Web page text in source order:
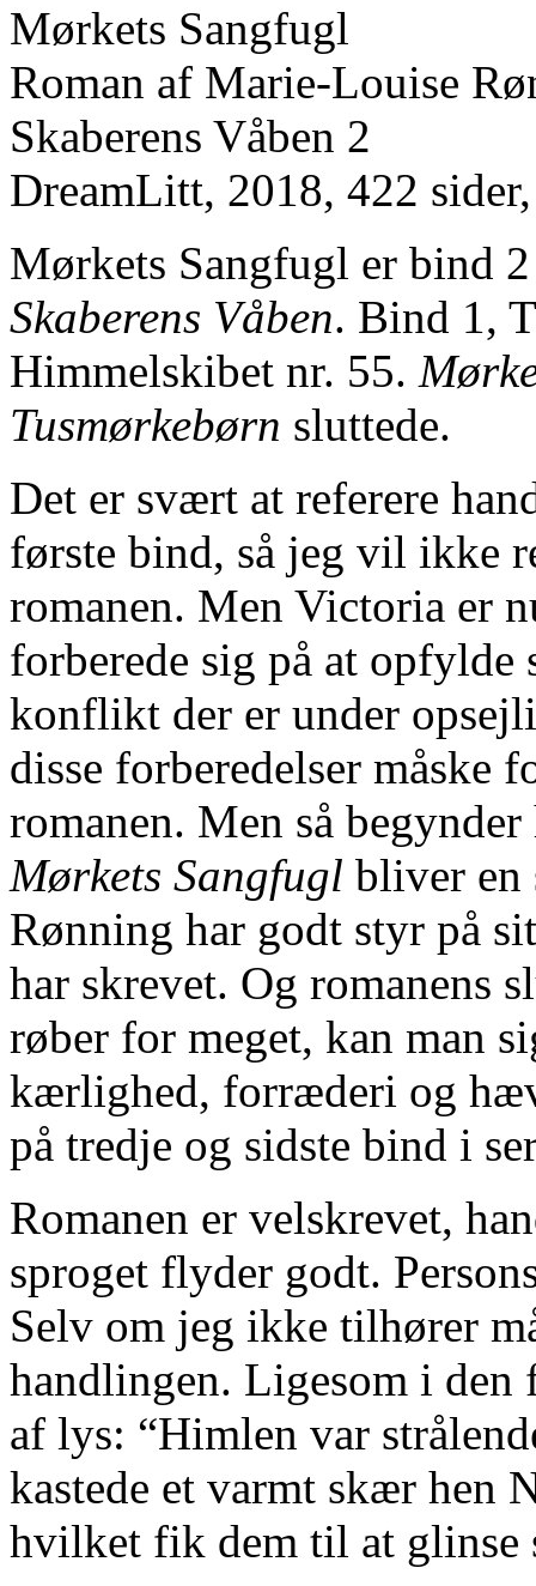
Mørkets Sangfugl
Roman af Marie-Louise
Skaberens Våben 2
DreamLitt, 2018, 422
Mørkets Sangfugl er bind
Skaberens Våben. Bind 1, T
Himmelskibet nr. 55.
Tusmørkebørn sluttede.
Det er svært at referere
første bind, så jeg vil ikke
romanen. Men Victoria er
forberede sig på at opfylde
konflikt der er under
disse forberedelser måske
romanen. Men så
Mørkets Sangfugl bliver en
Rønning har godt styr på
har skrevet. Og romanens
røber for meget, kan man
kærlighed, forræderi og
på tredje og sidste bind i
Romanen er velskrevet,
sproget flyder godt.
Selv om jeg ikke tilhører
handlingen. Ligesom i den
af lys: “Himlen var
kastede et varmt skær hen
hvilket fik dem til at glinse